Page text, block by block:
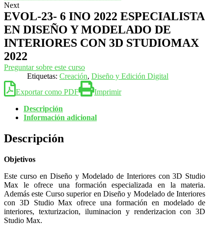
Next
EVOL-23- 6 INO 2022 ESPECIALISTA
EN DISEÑO Y MODELADO DE
INTERIORES CON 3D STUDIOMAX
2022
Preguntar sobre este curso
Etiquetas: Creación, Diseño y Edición Digital
Exportar como PDF
Imprimir
Descripción
Información adicional
Descripción
Objetivos
Este curso en Diseño y Modelado de Interiores con 3D Studio
Max le ofrece una formación especializada en la materia.
Además este Curso superior en Diseño y Modelado de Interiores
con 3D Studio Max ofrece una formación en modelado de
interiores, texturizacion, iluminacion y renderizacion con 3D
Studio Max.